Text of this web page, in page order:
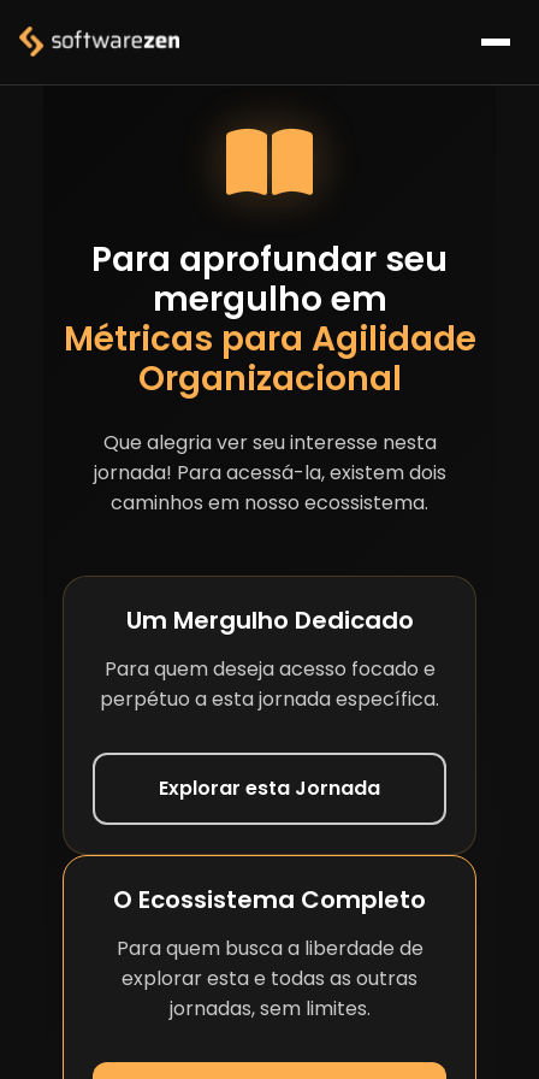
Para aprofundar seu
mergulho em
Métricas para Agilidade
Organizacional
Que alegria ver seu interesse nesta
jornada! Para acessá-la, existem dois
caminhos em nosso ecossistema.
Um Mergulho Dedicado
Para quem deseja acesso focado e
perpétuo a esta jornada específica.
Explorar esta Jornada
O Ecossistema Completo
Para quem busca a liberdade de
explorar esta e todas as outras
jornadas, sem limites.